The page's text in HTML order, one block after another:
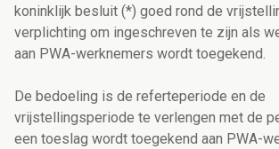
koninklijk besluit (*) goed rond de
verplichting om ingeschreven te zijn als
aan PWA-werknemers wordt toegekend.
De bedoeling is de referteperiode en de
vrijstellingsperiode te verlengen met de
een toeslag wordt toegekend aan PWA-